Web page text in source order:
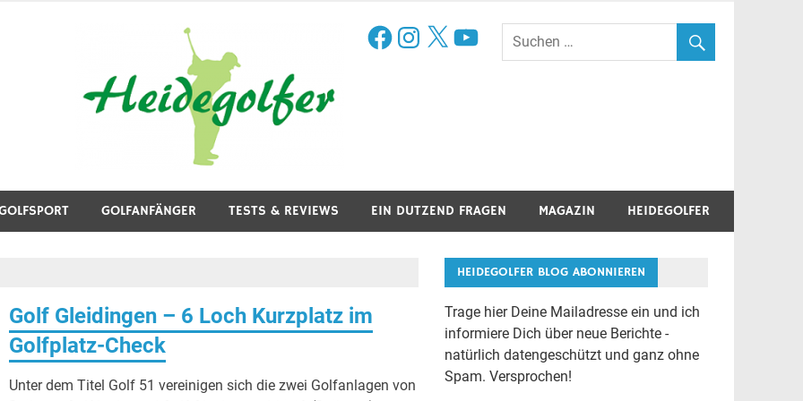
FacebookInstagram
X YouTube
GOLFANFÄNGER TESTS & REVIEWS EIN DUTZEND FRAGEN MAGAZIN HEIDEGOLFER
Golf Gleidingen – 6 Loch Kurzplatz im
Golfplatz-Check
Unter dem Titel Golf 51 vereinigen sich die zwei Golfanlagen von
HEIDEGOLFER BLOG ABONNIEREN
Trage hier Deine Mailadresse ein und ich
informiere Dich über neue Berichte -
natürlich datengeschützt und ganz ohne
Spam. Versprochen!